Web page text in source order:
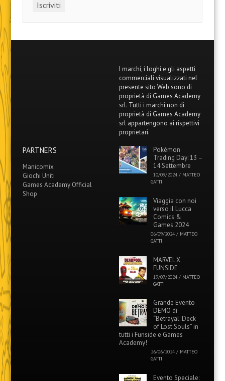
I marchi, i loghi e gli aspetti
commerciali visualizzati nel
presente sito Web sono di
proprietà di Games Academy
srl. Tutti i marchi non di
proprietà di Games Academy
srl appartengono ai rispettivi
proprietari.
PARTNERS
Manicomix
Giochi Uniti
Games Academy Official
Shop
Pokémon
Trading Day: 13 –
14 Settembre
10/09/2024 / MATTEO
GATTI
Viaggia con noi
verso il Lucca
Comics &
Games 2024
06/09/2024 / MATTEO
GATTI
MARVEL X
FUNSIDE
19/07/2024 / MATTEO
GATTI
Grande Evento
DEMO di
“Betrayal: Deck
of Lost Souls” in
tutti i Funside e Games
Academy!
26/06/2024 / MATTEO
GATTI
Evento Speciale: